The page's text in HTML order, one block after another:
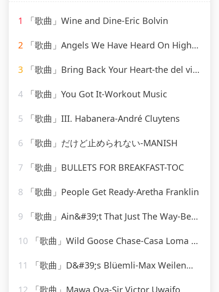
1 「歌曲」Wine and Dine-Eric Bolvin
2 「歌曲」Angels We Have Heard On High-Mitchell Cardenas
3 「歌曲」Bring Back Your Heart-the del vikings
4 「歌曲」You Got It-Workout Music
5 「歌曲」III. Habanera-André Cluytens
6 「歌曲」だけど止められない-MANISH
7 「歌曲」BULLETS FOR BREAKFAST-TOC
8 「歌曲」People Get Ready-Aretha Franklin
9 「歌曲」Ain&#39;t That Just The Way-Best Of Hits (最佳点击率)
10 「歌曲」Wild Goose Chase-Casa Loma Orchestra
11 「歌曲」D&#39;s Blüemli-Max Weilenmann Mit Seinen Volksmusikanten